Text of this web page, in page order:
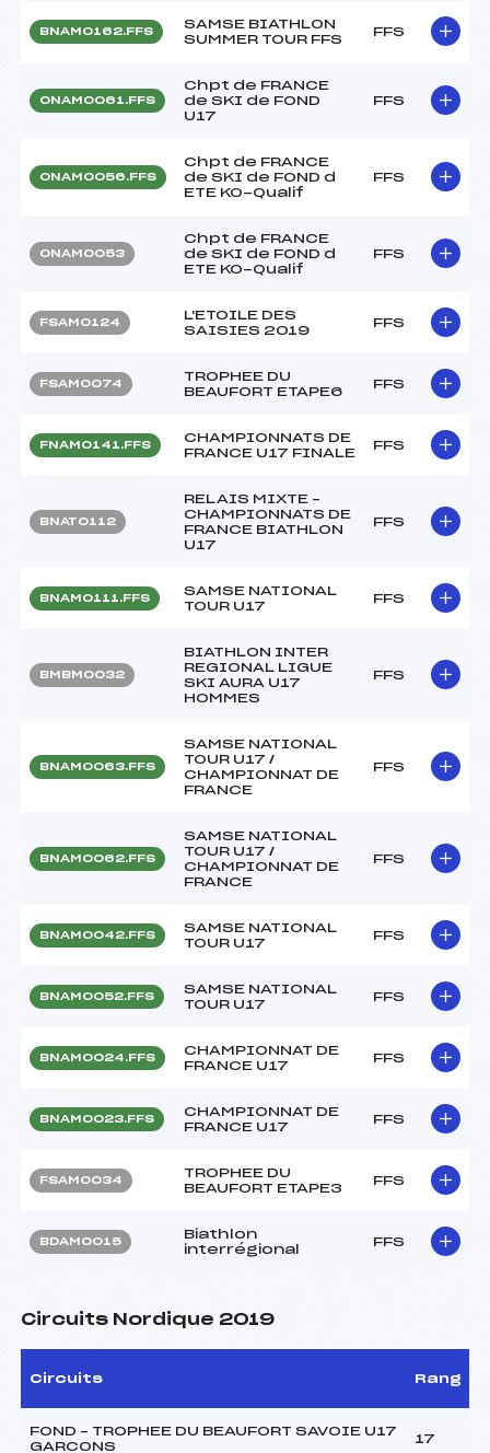
BNAM0162.FFS
SAMSE BIATHLON
SUMMER TOUR FFS
FFS
ONAM0061.FFS
Chpt de FRANCE
de SKI de FOND
U17
FFS
ONAM0056.FFS
Chpt de FRANCE
de SKI de FOND d
ETE KO-Qualif
FFS
ONAM0053
Chpt de FRANCE
de SKI de FOND d
ETE KO-Qualif
FFS
FSAM0124
L'ETOILE DES
SAISIES 2019
FFS
FSAM0074
TROPHEE DU
BEAUFORT ETAPE6
FFS
FNAM0141.FFS
CHAMPIONNATS DE
FRANCE U17 FINALE
FFS
BNAT0112
RELAIS MIXTE –
CHAMPIONNATS DE
FRANCE BIATHLON
U17
FFS
BNAM0111.FFS
SAMSE NATIONAL
TOUR U17
FFS
BMBM0032
BIATHLON INTER
REGIONAL LIGUE
SKI AURA U17
HOMMES
FFS
BNAM0063.FFS
SAMSE NATIONAL
TOUR U17 /
CHAMPIONNAT DE
FRANCE
FFS
BNAM0062.FFS
SAMSE NATIONAL
TOUR U17 /
CHAMPIONNAT DE
FRANCE
FFS
BNAM0042.FFS
SAMSE NATIONAL
TOUR U17
FFS
BNAM0052.FFS
SAMSE NATIONAL
TOUR U17
FFS
BNAM0024.FFS
CHAMPIONNAT DE
FRANCE U17
FFS
BNAM0023.FFS
CHAMPIONNAT DE
FRANCE U17
FFS
FSAM0034
TROPHEE DU
BEAUFORT ETAPE3
FFS
BDAM0015
Biathlon
interrégional
FFS
Circuits Nordique 2019
Circuits Rang
FOND – TROPHEE DU BEAUFORT SAVOIE U17
GARCONS
17